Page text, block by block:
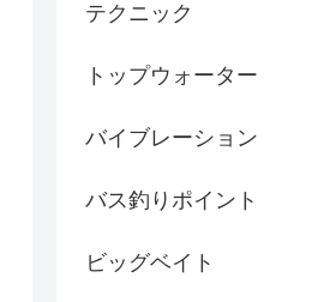
テクニック
トップウォーター
バイブレーション
バス釣りポイント
ビッグベイト